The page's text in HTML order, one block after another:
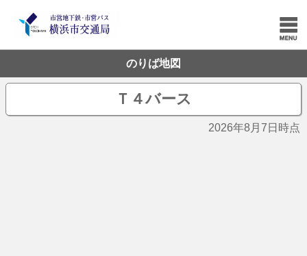
のりば地図
Ｔ４バース
2026年8月7日時点